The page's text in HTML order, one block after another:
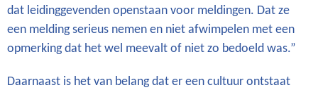
dat leidinggevenden openstaan voor meldingen. Dat ze
een melding serieus nemen en niet afwimpelen met een
opmerking dat het wel meevalt of niet zo bedoeld was.”
Daarnaast is het van belang dat er een cultuur ontstaat